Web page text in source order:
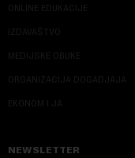
ONLINE EDUKACIJE
IZDAVAŠTVO
MEDIJSKE OBUKE
ORGANIZACIJA DOGADJAJA
EKONOM I JA
NEWSLETTER